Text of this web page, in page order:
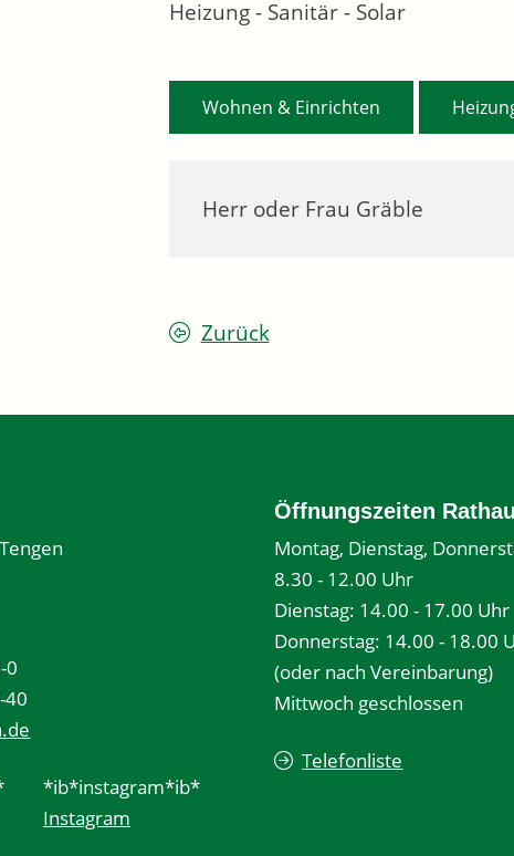
Herr oder Frau Gräble
Heizung - Sanitär - Solar
Wohnen & Einrichten
Zurück
0
40
*ib*instagram*ib*
Instagram
Öffnungszeiten
Montag, Dienstag,
8.30 - 12.00 Uhr
Dienstag: 14.00 - 17.00 Uhr
Donnerstag: 14.00 - 18.00
(oder nach Vereinbarung)
Mittwoch geschlossen
Telefonliste